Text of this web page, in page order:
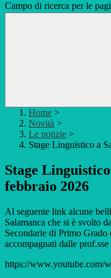
Campo di ricerca per le
Home >
Novità >
Le notizie >
Stage Linguistico a
Stage
febbraio 2026
Al seguente link alcune
Salamanca che si è svolto
Secondarie di Primo
accompagnati dalle
https://www.youtube.com/